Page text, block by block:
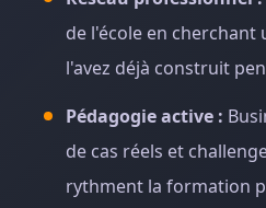
de l'école en cherchant
l'avez déjà construit
Pédagogie active :
de cas réels et
rythment la formation